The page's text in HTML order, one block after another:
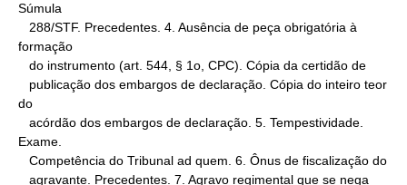
Súmula
formação
do
Exame.